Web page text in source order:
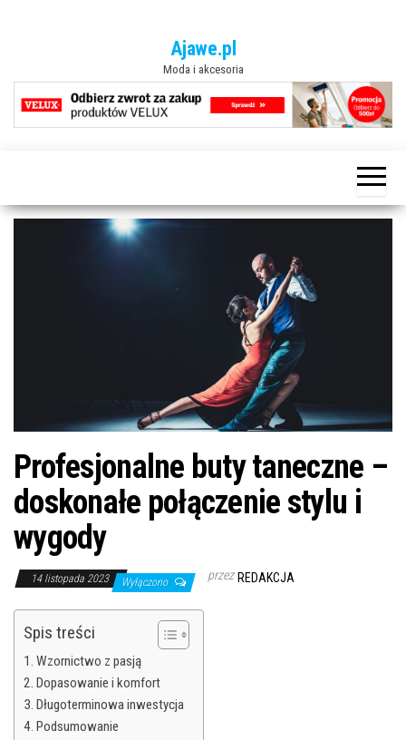
Ajawe.pl
Moda i akcesoria
Profesjonalne buty taneczne –
doskonałe połączenie stylu i
wygody
14 listopada 2023 Wyłączono przez REDAKCJA
Spis treści
Wzornictwo z pasją
Dopasowanie i komfort
Długoterminowa inwestycja
Podsumowanie